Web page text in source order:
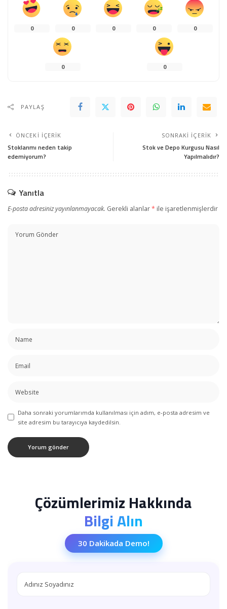
0 0 0 0 0
0 0
PAYLAŞ
ÖNCEKI İÇERIK
Stoklarımı neden takip
edemiyorum?
SONRAKI İÇERIK
Stok ve Depo Kurgusu Nasıl
Yapılmalıdır?
Yanıtla
E-posta adresiniz yayınlanmayacak. Gerekli alanlar* ile işaretlenmişlerdir
Daha sonraki yorumlarımda kullanılması için adım, e-posta adresim ve
site adresim bu tarayıcıya kaydedilsin.
Çözümlerimiz Hakkında
Bilgi Alın
30 Dakikada Demo!